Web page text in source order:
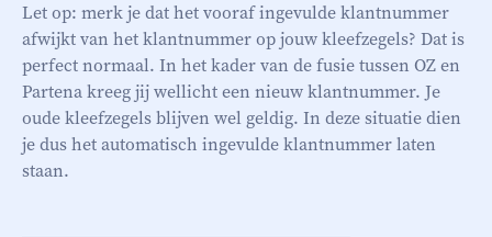
Let op: merk je dat het vooraf ingevulde klantnummer
afwijkt van het klantnummer op jouw kleefzegels? Dat is
perfect normaal. In het kader van de fusie tussen OZ en
Partena kreeg jij wellicht een nieuw klantnummer. Je
oude kleefzegels blijven wel geldig. In deze situatie dien
je dus het automatisch ingevulde klantnummer laten
staan.